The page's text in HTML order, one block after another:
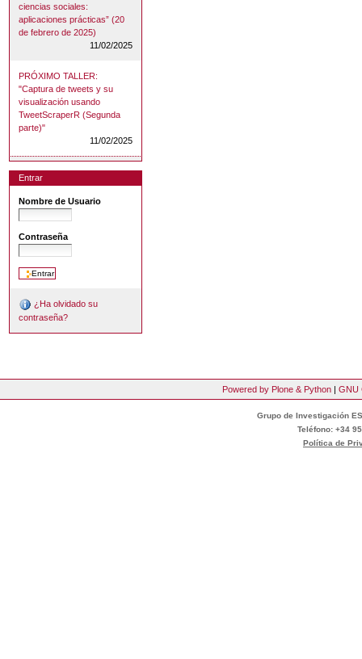
ciencias sociales:
aplicaciones prácticas” (20
de febrero de 2025)
11/02/2025
PRÓXIMO TALLER:
"Captura de tweets y su
visualización usando
TweetScraperR (Segunda
parte)"
11/02/2025
Entrar
Nombre de Usuario
Contraseña
¿Ha olvidado su
contraseña?
Powered by Plone & Python | GNU
Grupo de Investigación
Teléfono: +34
Política de